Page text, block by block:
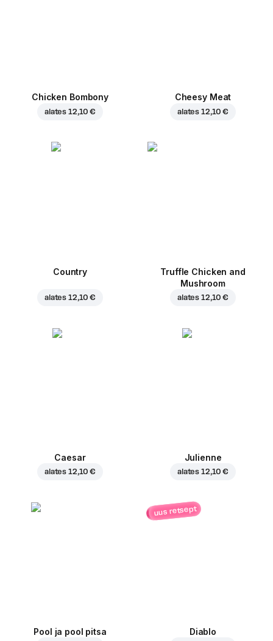
Chicken Bombony
alates 12,10 €
Cheesy Meat
alates 12,10 €
Country
alates 12,10 €
Truffle Chicken and
Mushroom
alates 12,10 €
Caesar
alates 12,10 €
Julienne
alates 12,10 €
Pool ja pool pitsa
uus retsept
Diablo